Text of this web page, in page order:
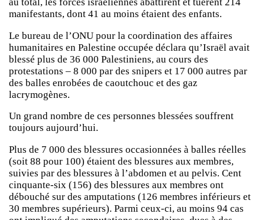
manifestants, dont 41 au moins étaient des enfants.
Le bureau de l’ONU pour la coordination des affaires
humanitaires en Palestine occupée déclara qu’Israël avait
blessé plus de 36 000 Palestiniens, au cours des
protestations – 8 000 par des snipers et 17 000 autres par
des balles enrobées de caoutchouc et des gaz
lacrymogènes.
Un grand nombre de ces personnes blessées souffrent
toujours aujourd’hui.
Plus de 7 000 des blessures occasionnées à balles réelles
(soit 88 pour 100) étaient des blessures aux membres,
suivies par des blessures à l’abdomen et au pelvis. Cent
cinquante-six (156) des blessures aux membres ont
débouché sur des amputations (126 membres inférieurs et
30 membres supérieurs). Parmi ceux-ci, au moins 94 cas